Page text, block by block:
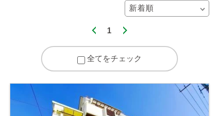
1
全てをチェック